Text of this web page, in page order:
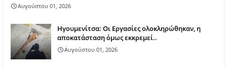
Αυγούστου 01, 2026
Ηγουμενίτσα: Οι Εργασίες ολοκληρώθηκαν, η
αποκατάσταση όμως εκκρεμεί..
Αυγούστου 01, 2026